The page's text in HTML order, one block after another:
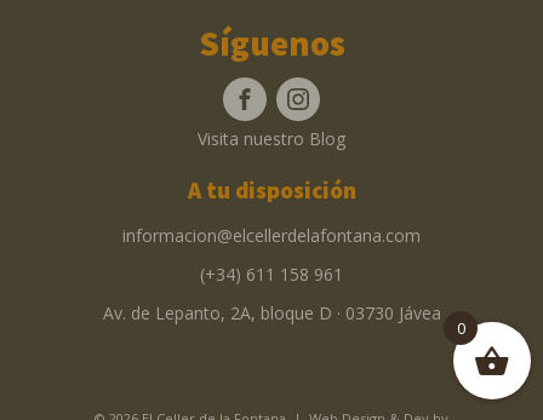
Síguenos
Visita nuestro Blog
A tu disposición
informacion@elcellerdelafontana.com
(+34) 611 158 961
Av. de Lepanto, 2A, bloque D · 03730 Jávea
0